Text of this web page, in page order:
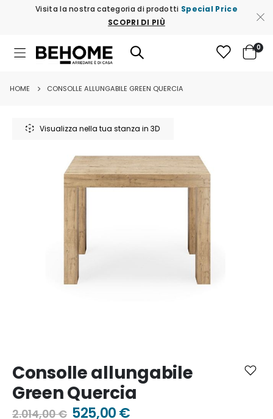
Visita la nostra categoria di prodotti Special Price
SCOPRI DI PIÙ
Toggle
Nav
Cart
0
HOME CONSOLLE ALLUNGABILE GREEN QUERCIA
alla
Visualizza nella tua stanza in 3D
della
galleria
di
Consolle allungabile
Green Quercia
2.014,00 € 525,00 €